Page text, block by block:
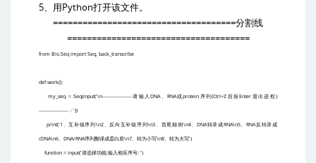
5、用 Python打开该文件。
=====================================分割线
=====================================
from Bio.Seq import Seq, back_transcribe
def work():
my_seq = Seq(input('\n——————请输入DNA、 RNA或protein 序列(Ctrl+Z 后按Enter 退出进程)
——————： '))
print('1 、互补链序列\n2、反向互补链序列\n3 、首尾颠倒\n4、 DNA转录成RNA\n5、RNA反转录成
cDNA\n6、 DNA/RNA序列翻译成蛋白质\n7、转为小写\n8、转为大写')
function = input('请选择功能,输入相应序号: ')